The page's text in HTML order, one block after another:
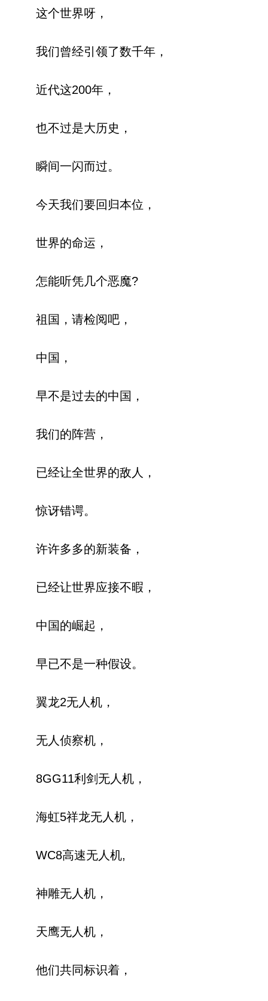
这个世界呀，
我们曾经引领了数千年，
近代这200年，
也不过是大历史，
瞬间一闪而过。
今天我们要回归本位，
世界的命运，
怎能听凭几个恶魔?
祖国，请检阅吧，
中国，
早不是过去的中国，
我们的阵营，
已经让全世界的敌人，
惊讶错谔。
许许多多的新装备，
已经让世界应接不暇，
中国的崛起，
早已不是一种假设。
翼龙2无人机，
无人侦察机，
8GG11利剑无人机，
海虹5祥龙无人机，
WC8高速无人机,
神雕无人机，
天鹰无人机，
他们共同标识着，